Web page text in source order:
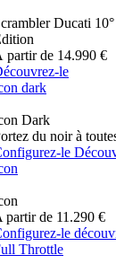
Ducati
partir de 14.990 €
le
dark
Dark
du noir à
le
partir de 11.290 €
le
Throttle